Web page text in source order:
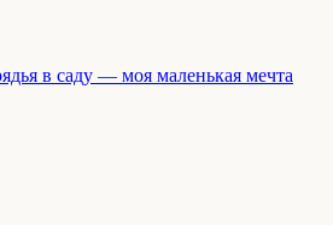
в саду — моя маленькая мечта